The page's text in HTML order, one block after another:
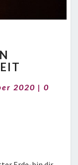
2020 | 0